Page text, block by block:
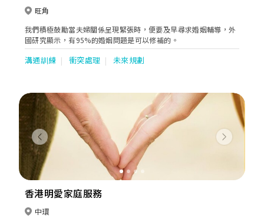
旺角
我們積極鼓勵當夫婦關係呈現緊張時，便要及早尋求婚姻輔導，外
國研究顯示，有95%的婚姻問題是可以修補的。
溝通訓練 衝突處理 未來規劃
Previous Next
香港明愛家庭服務
中環